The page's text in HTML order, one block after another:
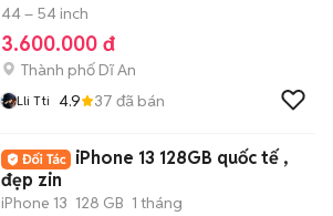
44 – 54 inch
3.600.000 đ
Thành phố Dĩ An
Lli Tti 4.9 37 đã bán
iPhone 13 128GB quốc tế ,
đẹp zin
iPhone 13 128 GB 1 tháng